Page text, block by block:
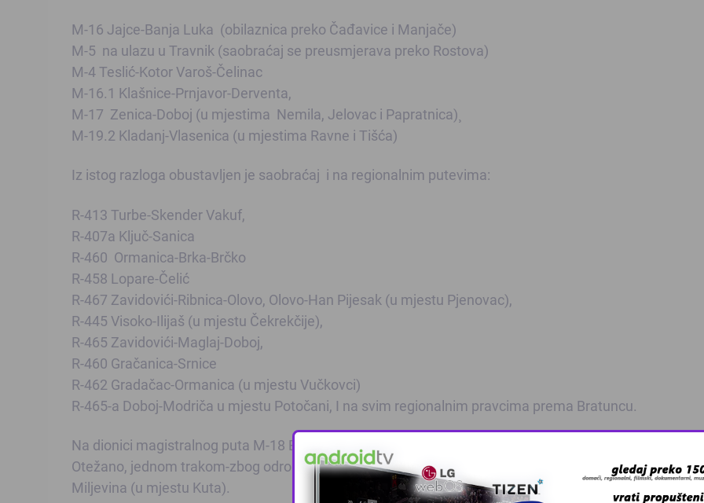
M-16 Jajce-Banja Luka (obilaznica preko Čađavice i Manjače)
M-5 na ulazu u Travnik (saobraćaj se preusmjerava preko Rostova)
M-4 Teslić-Kotor Varoš-Čelinac
M-16.1 Klašnice-Prnjavor-Derventa,
M-17 Zenica-Doboj (u mjestima Nemila, Jelovac i Papratnica)¸
M-19.2 Kladanj-Vlasenica (u mjestima Ravne i Tišća)
Iz istog razloga obustavljen je saobraćaj i na regionalnim putevima:
R-413 Turbe-Skender Vakuf,
R-407a Ključ-Sanica
R-460 Ormanica-Brka-Brčko
R-458 Lopare-Čelić
R-467 Zavidovići-Ribnica-Olovo, Olovo-Han Pijesak (u mjestu Pjenovac),
R-445 Visoko-Ilijaš (u mjestu Čekrekčije),
R-465 Zavidovići-Maglaj-Doboj,
R-460 Gračanica-Srnice
R-462 Gradačac-Ormanica (u mjestu Vučkovci)
R-465-a Doboj-Modriča u mjestu Potočani, I na svim regionalnim pravcima prema Bratuncu.
Na dionici magistralnog puta M-18 Bogatići-Trnovo mogu saobraćati vozila do 3,5 tone, jednom
Otežano, jednom trakom-zbog odrona kamenja na kolovoz, saobraća se na dionici M-18 Brod na Drini-
Miljevina (u mjestu Kuta).